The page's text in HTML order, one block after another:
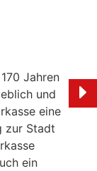
Jahren
und
eine
zur Stadt
ein
Ich